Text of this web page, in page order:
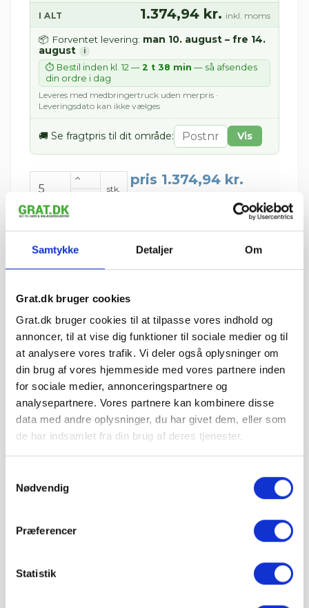
Samtykke Detaljer Om
Grat.dk bruger cookies
Grat.dk bruger cookies til at tilpasse vores indhold og
annoncer, til at vise dig funktioner til sociale medier og til
at analysere vores trafik. Vi deler også oplysninger om
din brug af vores hjemmeside med vores partnere inden
for sociale medier, annonceringspartnere og
analysepartnere. Vores partnere kan kombinere disse
data med andre oplysninger, du har givet dem, eller som
de har indsamlet fra din brug af deres tjenester.
Nødvendig
Præferencer
Statistik
I ALT 1.374,94 kr. inkl. moms
📦 Forventet levering: man 10. august – fre 14.
august
i
⏱ Bestil inden kl. 12 — 2 t 38 min — så afsendes
din ordre i dag
Leveres med medbringertruck uden merpris ·
Leveringsdato kan ikke vælges
🚚 Se fragtpris til dit område: Vis
stk.
pris 1.374,94 kr.
Leveres på palle
Fragt pr. palle:
Sjælland: 349 kr.
Minimumsantallet for køb af varen er 5 stk..
Hos Grat får du:
Konkurrencedygtige priser
1-5 hverdages leveringstid. Levering med
Betal sikkert og gebyrfrit